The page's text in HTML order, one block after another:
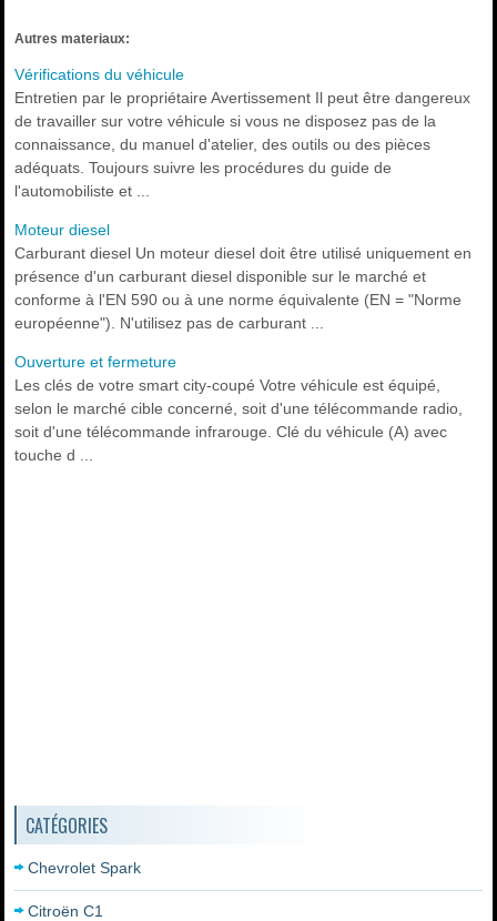
Autres materiaux:
Vérifications du véhicule
Entretien par le propriétaire Avertissement Il peut être dangereux
de travailler sur votre véhicule si vous ne disposez pas de la
connaissance, du manuel d'atelier, des outils ou des pièces
adéquats. Toujours suivre les procédures du guide de
l'automobiliste et ...
Moteur diesel
Carburant diesel Un moteur diesel doit être utilisé uniquement en
présence d'un carburant diesel disponible sur le marché et
conforme à l'EN 590 ou à une norme équivalente (EN = "Norme
européenne"). N'utilisez pas de carburant ...
Ouverture et fermeture
Les clés de votre smart city-coupé Votre véhicule est équipé,
selon le marché cible concerné, soit d'une télécommande radio,
soit d'une télécommande infrarouge. Clé du véhicule (A) avec
touche d ...
CATÉGORIES
Chevrolet Spark
Citroën C1